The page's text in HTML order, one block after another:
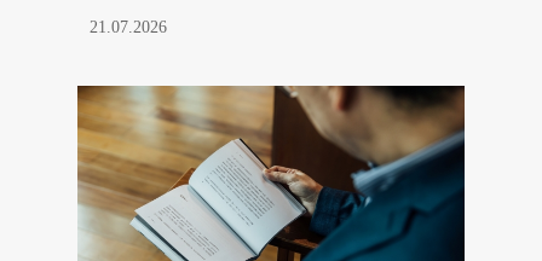
21.07.2026